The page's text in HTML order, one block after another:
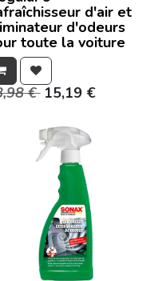
d'air et
d'odeurs
toute la voiture
€ 15,19€